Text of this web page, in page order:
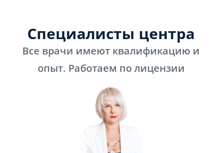
Специалисты центра
Все врачи имеют квалификацию и
опыт. Работаем по лицензии